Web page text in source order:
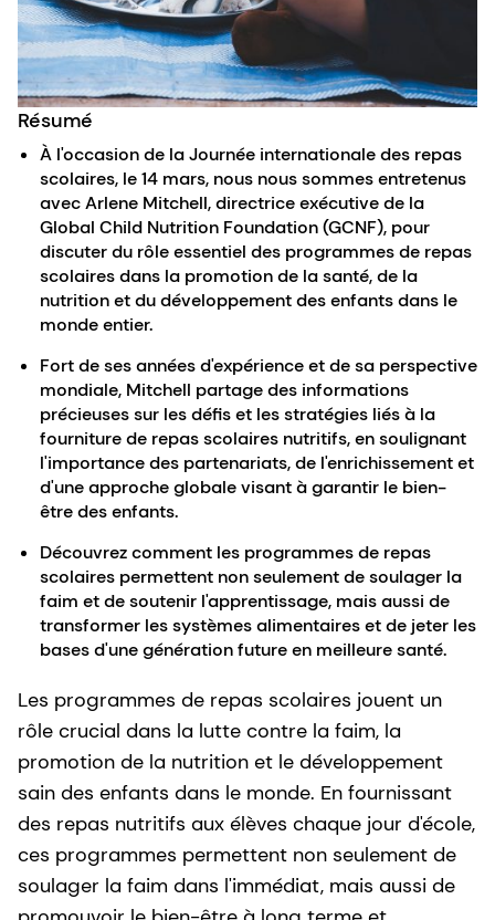
Résumé
À l'occasion de la Journée internationale des repas
scolaires, le 14 mars, nous nous sommes entretenus
avec Arlene Mitchell, directrice exécutive de la
Global Child Nutrition Foundation (GCNF), pour
discuter du rôle essentiel des programmes de repas
scolaires dans la promotion de la santé, de la
nutrition et du développement des enfants dans le
monde entier.
Fort de ses années d'expérience et de sa perspective
mondiale, Mitchell partage des informations
précieuses sur les défis et les stratégies liés à la
fourniture de repas scolaires nutritifs, en soulignant
l'importance des partenariats, de l'enrichissement et
d'une approche globale visant à garantir le bien-
être des enfants.
Découvrez comment les programmes de repas
scolaires permettent non seulement de soulager la
faim et de soutenir l'apprentissage, mais aussi de
transformer les systèmes alimentaires et de jeter les
bases d'une génération future en meilleure santé.
Les programmes de repas scolaires jouent un
rôle crucial dans la lutte contre la faim, la
promotion de la nutrition et le développement
sain des enfants dans le monde. En fournissant
des repas nutritifs aux élèves chaque jour d'école,
ces programmes permettent non seulement de
soulager la faim dans l'immédiat, mais aussi de